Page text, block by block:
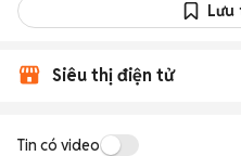
Lưu
Siêu thị điện tử
Tin có video